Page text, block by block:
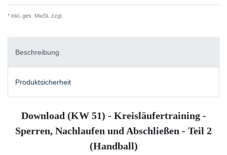
* inkl. ges. MwSt. zzgl.
Beschreibung
Produktsicherheit
Download (KW 51) - Kreisläufertraining -
Sperren, Nachlaufen und Abschließen - Teil 2
(Handball)